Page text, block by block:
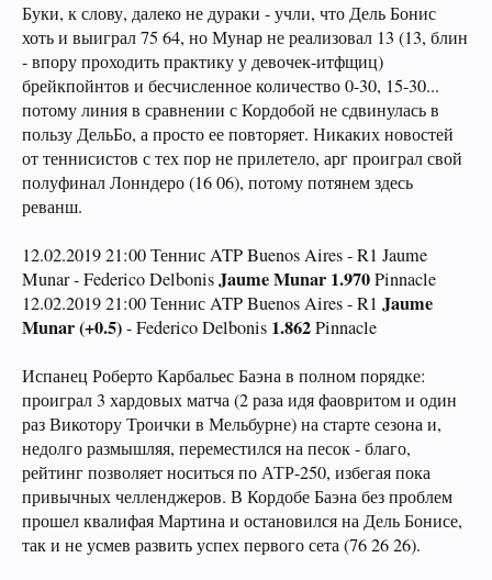
Буки, к слову, далеко не дураки - учли, что Дель Бонис
хоть и выиграл 75 64, но Мунар не реализовал 13 (13, блин
- впору проходить практику у девочек-итфщиц)
брейкпойнтов и бесчисленное количество 0-30, 15-30...
потому линия в сравнении с Кордобой не сдвинулась в
пользу ДельБо, а просто ее повторяет. Никаких новостей
от теннисистов с тех пор не прилетело, арг проиграл свой
полуфинал Лонндеро (16 06), потому потянем здесь
реванш.
12.02.2019 21:00 Теннис ATP Buenos Aires - R1 Jaume
Munar - Federico DelbonisJaume Munar 1.970Pinnacle
12.02.2019 21:00 Теннис ATP Buenos Aires - R1 Jaume
Munar (+0.5)- Federico Delbonis 1.862Pinnacle
Испанец Роберто Карбальес Баэна в полном порядке:
проиграл 3 хардовых матча (2 раза идя фаовритом и один
раз Викотору Троички в Мельбурне) на старте сезона и,
недолго размышляя, переместился на песок - благо,
рейтинг позволяет носиться по АТР-250, избегая пока
привычных челленджеров. В Кордобе Баэна без проблем
прошел квалифая Мартина и остановился на Дель Бонисе,
так и не усмев развить успех первого сета (76 26 26).